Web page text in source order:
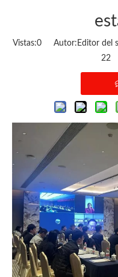
Vistas:0 Autor:Editor del
22